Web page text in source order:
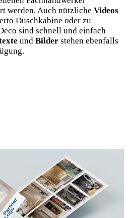
werden. Auch nützliche Videos
Duschkabine oder zu
sind schnell und einfach
und Bilder stehen ebenfalls